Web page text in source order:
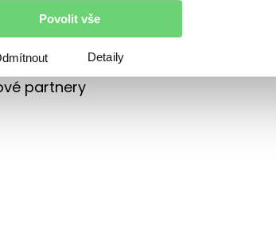
Detaily
Povolit vše
rozvoj.
partnery